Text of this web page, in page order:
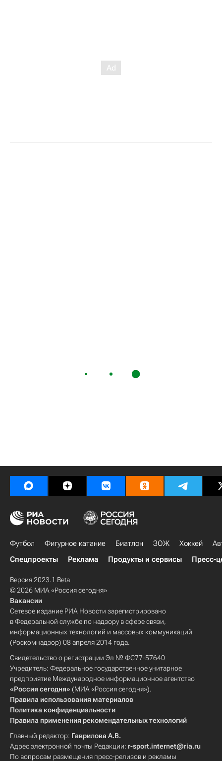
Футбол Фигурное катание Биатлон ЗОЖ Хоккей
Спецпроекты
Реклама Продукты и сервисы Пресс-
Версия 2023.1 Beta
© 2026 МИА «Россия сегодня»
Вакансии
Сетевое издание РИА Новости зарегистрировано
в Федеральной службе по надзору в сфере связи,
информационных технологий и массовых коммуникаций
(Роскомнадзор) 08 апреля 2014 года.
Свидетельство о регистрации Эл № ФС77-57640
Учредитель: Федеральное государственное унитарное
предприятие Международное информационное агентство
«Россия сегодня» (МИА «Россия сегодня»).
Правила использования материалов
Политика конфиденциальности
Правила применения рекомендательных технологий
Главный редактор: Гаврилова А.В.
Адрес электронной почты Редакции: r-sport.internet@ria.ru
По вопросам размещения пресс-релизов и рекламы